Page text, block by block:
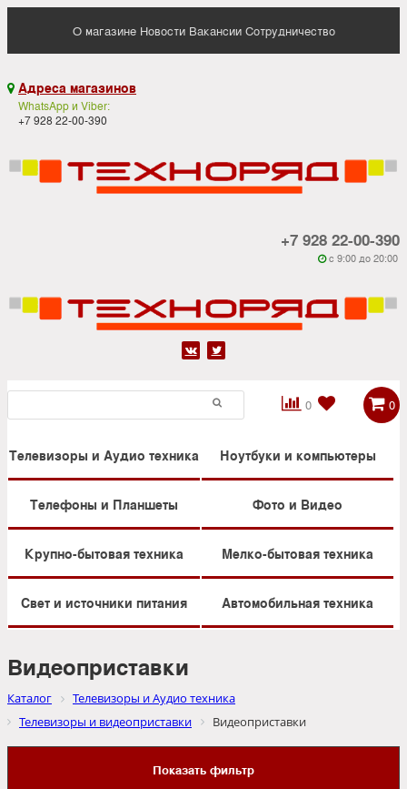
О магазине Новости Вакансии Сотрудничество
 Адреса магазинов
WhatsApp и Viber:
+7 928 22-00-390
+7 928 22-00-390
 c 9:00 до 20:00
 
0

 0
Телевизоры и Аудио техника Ноутбуки и компьютеры
Телефоны и Планшеты Фото и Видео
Крупно-бытовая техника Мелко-бытовая техника
Свет и источники питания Автомобильная техника
Видеоприставки
Каталог
Телевизоры и Аудио техника
Телевизоры и видеоприставки
Видеоприставки
Показать фильтр